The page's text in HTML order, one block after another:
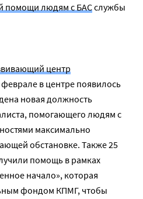
помощи людям с БАСслужбы
центр
феврале в центре появилось
новая должность
помогающего людям с
максимально
обстановке. Также 25
помощь в рамках
начало», которая
фондом КПМГ, чтобы